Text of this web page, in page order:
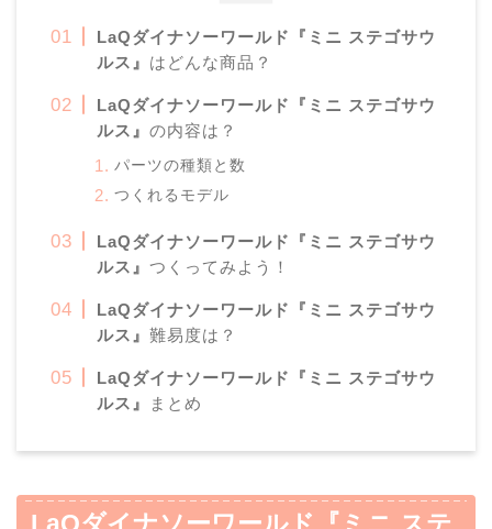
LaQダイナソーワールド『ミニ ステゴサウ
ルス』 はどんな商品？
LaQダイナソーワールド『ミニ ステゴサウ
ルス』の内容は？
パーツの種類と数
つくれるモデル
LaQダイナソーワールド『ミニ ステゴサウ
ルス』 つくってみよう！
LaQダイナソーワールド『ミニ ステゴサウ
ルス』難易度は？
LaQダイナソーワールド『ミニ ステゴサウ
ルス』
まとめ